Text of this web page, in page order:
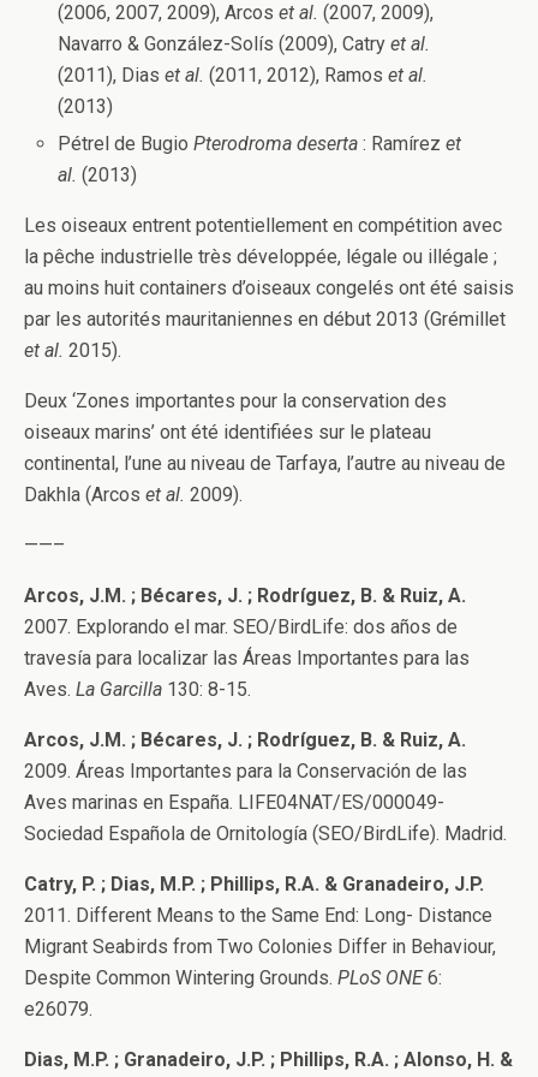
(2006, 2007, 2009), Arcoset al. (2007, 2009),
Navarro & González-Solís (2009), Catryet al.
(2011), Diaset al.(2011, 2012), Ramoset al.
(2013)
Pétrel de BugioPterodroma deserta : Ramírezet
al. (2013)
Les oiseaux entrent potentiellement en compétition avec
la pêche industrielle très développée, légale ou illégale ;
au moins huit containers d’oiseaux congelés ont été saisis
par les autorités mauritaniennes en début 2013 (Grémillet
et al. 2015).
Deux ‘Zones importantes pour la conservation des
oiseaux marins’ ont été identifiées sur le plateau
continental, l’une au niveau de Tarfaya, l’autre au niveau de
Dakhla (Arcos et al. 2009).
——–
Arcos, J.M. ; Bécares, J. ; Rodríguez, B. & Ruiz, A.
2007. Explorando el mar. SEO/BirdLife: dos años de
travesía para localizar las Áreas Importantes para las
Aves. La Garcilla 130: 8-15.
Arcos, J.M. ; Bécares, J. ; Rodríguez, B. & Ruiz, A.
2009. Áreas Importantes para la Conservación de las
Aves marinas en España. LIFE04NAT/ES/000049-
Sociedad Española de Ornitología (SEO/BirdLife). Madrid.
Catry, P. ; Dias, M.P. ; Phillips, R.A. & Granadeiro, J.P.
2011. Different Means to the Same End: Long- Distance
Migrant Seabirds from Two Colonies Differ in Behaviour,
Despite Common Wintering Grounds. PLoS ONE6:
e26079.
Dias, M.P. ; Granadeiro, J.P. ; Phillips, R.A. ; Alonso, H. &